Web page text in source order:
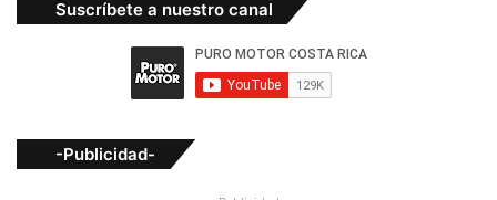
Suscríbete a nuestro canal
-Publicidad-